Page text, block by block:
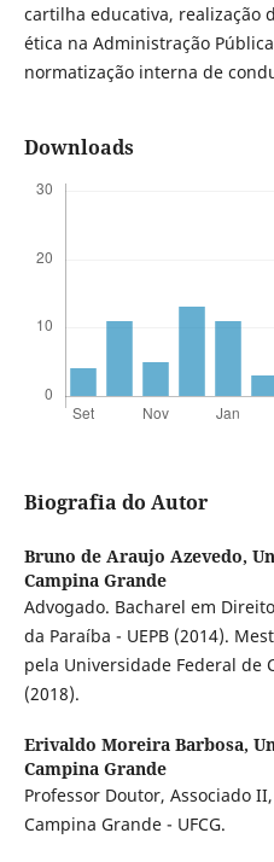
cartilha educativa, realização
ética na Administração
normatização interna de
Downloads
Biografia do Autor
Bruno de Araujo Azevedo,
Campina Grande
Advogado. Bacharel em
da Paraíba - UEPB (2014).
pela Universidade Federal de
(2018).
Erivaldo Moreira Barbosa,
Campina Grande
Professor Doutor, Associado
Campina Grande - UFCG.